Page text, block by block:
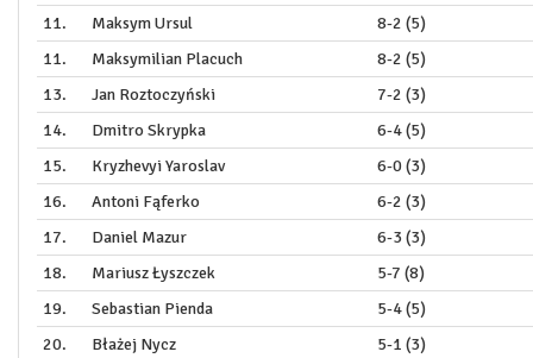
11.
Maksym Ursul
8-2 (5)
11.
Maksymilian Placuch
8-2 (5)
13.
Jan Roztoczyński
7-2 (3)
14.
Dmitro Skrypka
6-4 (5)
15.
Kryzhevyi Yaroslav
6-0 (3)
16.
Antoni Fąferko
6-2 (3)
17.
Daniel Mazur
6-3 (3)
18.
Mariusz Łyszczek
5-7 (8)
19.
Sebastian Pienda
5-4 (5)
20.
Błażej Nycz 5-1 (3)